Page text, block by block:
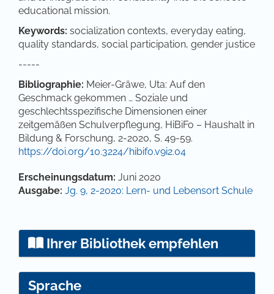
educational mission.
Keywords: socialization contexts, everyday eating,
quality standards, social participation, gender justice
-----
Bibliographie: Meier-Gräwe, Uta: Auf den
Geschmack gekommen … Soziale und
geschlechtsspezifische Dimensionen einer
zeitgemäßen Schulverpflegung, HiBiFo – Haushalt in
Bildung & Forschung, 2-2020, S. 49-59.
https://doi.org/10.3224/hibifo.v9i2.04
Artikel-Details
Erscheinungsdatum: Juni 2020
Ausgabe: Jg. 9, 2-2020: Lern- und Lebensort Schule
Ihrer Bibliothek empfehlen
Sprache